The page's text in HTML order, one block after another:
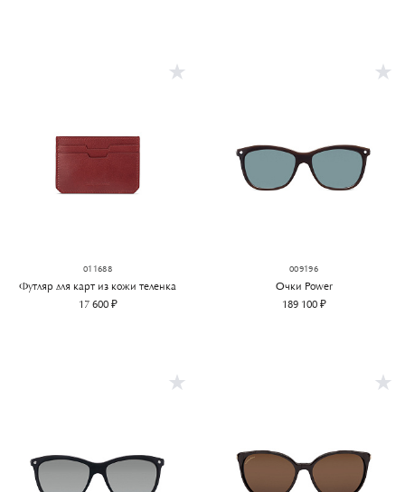
011688
Футляр для карт из кожи теленка
17 600 ₽
009196
Очки Power
189 100 ₽